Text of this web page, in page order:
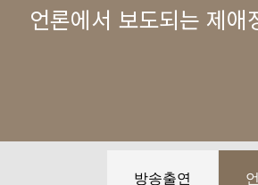
언론에서 보도되는 제
방송출연